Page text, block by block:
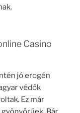
Casino
jó erogén
védők
Ez már